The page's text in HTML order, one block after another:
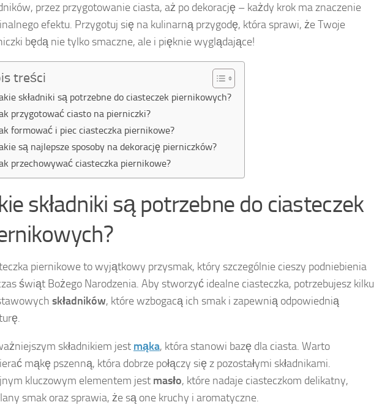
przez przygotowanie ciasta, aż po dekorację – każdy krok ma znaczenie
efektu. Przygotuj się na kulinarną przygodę, która sprawi, że Twoje
będą nie tylko smaczne, ale i pięknie wyglądające!
treści
składniki są potrzebne do ciasteczek piernikowych?
przygotować ciasto na pierniczki?
formować i piec ciasteczka piernikowe?
są najlepsze sposoby na dekorację pierniczków?
przechowywać ciasteczka piernikowe?
składniki są potrzebne do ciasteczek
piernikowe to wyjątkowy przysmak, który szczególnie cieszy podniebienia
świąt Bożego Narodzenia. Aby stworzyć idealne ciasteczka, potrzebujesz kilku
składników, które wzbogacą ich smak i zapewnią odpowiednią
składnikiem jest mąka, która stanowi bazę dla ciasta. Warto
mąkę pszenną, która dobrze połączy się z pozostałymi składnikami.
kluczowym elementem jest masło, które nadaje ciasteczkom delikatny,
smak oraz sprawia, że są one kruchy i aromatyczne.